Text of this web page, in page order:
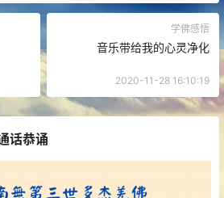
学佛感悟
音乐带给我的心灵净化
2020-11-28 16:10:19
话恭诵